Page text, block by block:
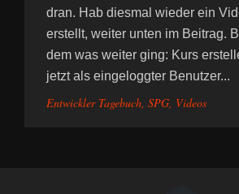
dran. Hab diesmal wieder ein
erstellt, weiter unten im Beitrag.
dem was weiter ging: Kurs
jetzt als eingeloggter Benutzer...
Entwickler Tagebuch, SPG, Videos